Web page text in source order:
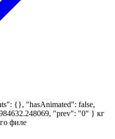
{}, "hasAnimated": false,
"prev": "0" } кг
филе